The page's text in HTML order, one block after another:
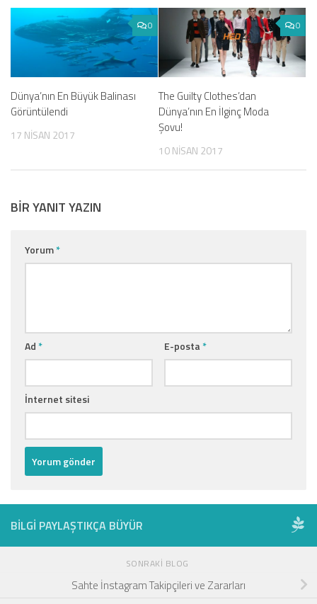
0
Dünya’nın En Büyük Balinası
Görüntülendi
17 NISAN 2017
0
The Guilty Clothes’dan
Dünya’nın En İlginç Moda
Şovu!
10 NISAN 2017
BIR YANIT YAZIN
Yorum*
Ad* E-posta*
İnternet sitesi
BILGI PAYLAŞTIKÇA BÜYÜR
SONRAKI BLOG
Sahte İnstagram Takipçileri ve Zararları